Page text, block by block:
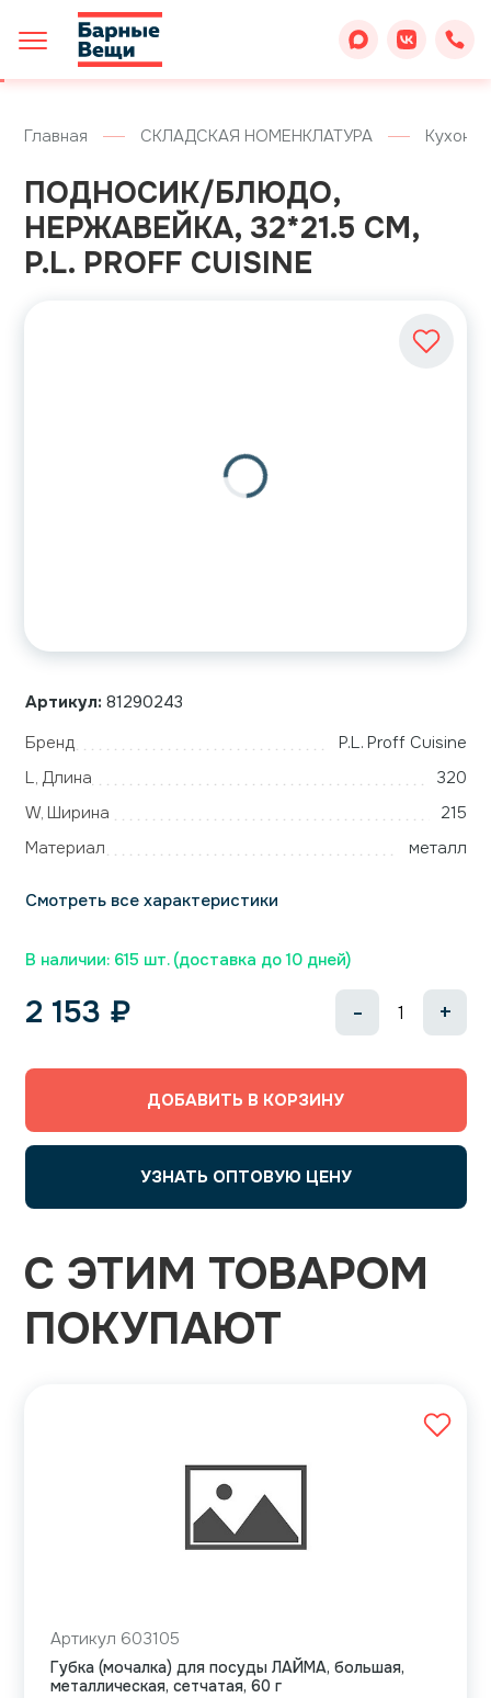
Главная СКЛАДСКАЯ НОМЕНКЛАТУРА
ПОДНОСИК/БЛЮДО,
НЕРЖАВЕЙКА, 32*21.5 СМ,
P.L. PROFF CUISINE
Артикул: 81290243
Бренд
P.L. Proff Cuisine
L, Длина
320
W, Ширина
215
Материал
металл
Смотреть все характеристики
В наличии: 615 шт. (доставка до 10 дней)
2 153 ₽ - +
ДОБАВИТЬ В КОРЗИНУ
УЗНАТЬ ОПТОВУЮ ЦЕНУ
С ЭТИМ ТОВАРОМ
ПОКУПАЮТ
Артикул 603105
Губка (мочалка) для посуды ЛАЙМА, большая,
металлическая, сетчатая, 60 г